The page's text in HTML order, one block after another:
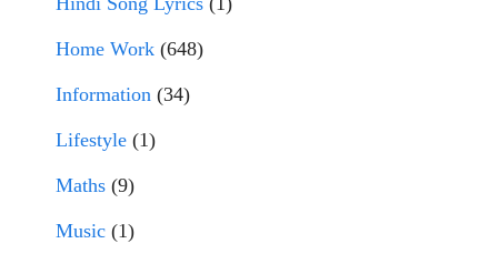
Home Work (648)
Information (34)
Lifestyle (1)
Maths (9)
Music (1)